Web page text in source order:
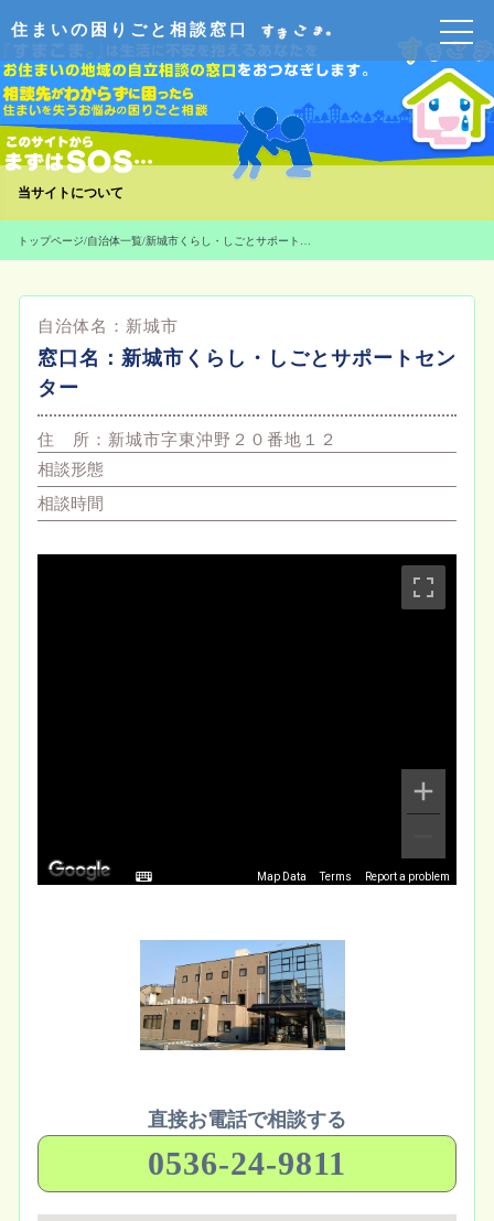
住まいの困りごと相談窓口
当サイトについて
トップページ/自治体一覧/ 新城市くらし・しごとサポートセンター
自治体名： 新城市
窓口名： 新城市くらし・しごとサポートセン
ター
住 所： 新城市字東沖野２０番地１２
相談形態
相談時間
Map Data Terms Report a problem
直接お電話で相談する
0536-24-9811